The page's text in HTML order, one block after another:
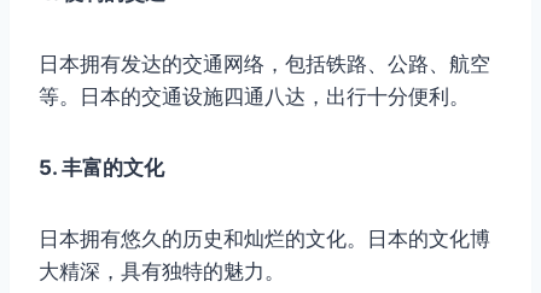
日本拥有发达的交通网络，包括铁路、公路、航空
等。日本的交通设施四通八达，出行十分便利。
5. 丰富的文化
日本拥有悠久的历史和灿烂的文化。日本的文化博
大精深，具有独特的魅力。